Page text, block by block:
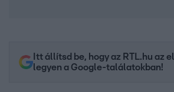
Itt állítsd be, hogy az RTL.hu az
legyen a Google-találatokban!